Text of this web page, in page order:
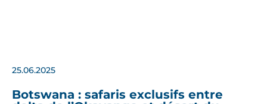
25.06.2025
Botswana : safaris exclusifs entre